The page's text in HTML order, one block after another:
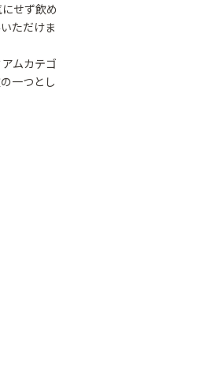
せず飲め
ただけま
ムカテゴ
一つとし